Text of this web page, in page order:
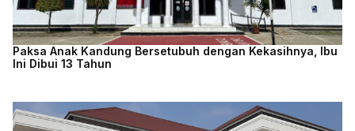
Paksa Anak Kandung Bersetubuh dengan Kekasihnya, Ibu
Ini Dibui 13 Tahun